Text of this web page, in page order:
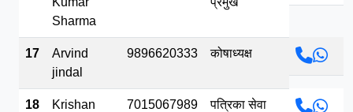
Sharma
17
Arvind
jindal
9896620333 कोषाध्यक्ष
18
Krishan
7015067989
पत्रिका सेवा